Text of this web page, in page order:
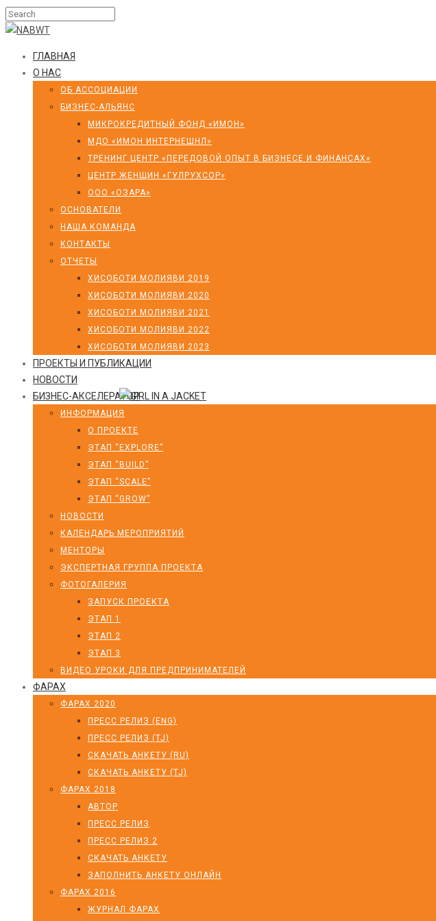
ГЛАВНАЯ
О НАС
ОБ АССОЦИАЦИИ
БИЗНЕС-АЛЬЯНС
МИКРОКРЕДИТНЫЙ ФОНД «ИМОН»
МДО «ИМОН ИНТЕРНЕШНЛ»
ТРЕНИНГ ЦЕНТР «ПЕРЕДОВОЙ ОПЫТ В БИЗНЕСЕ И ФИНАНСАХ»
ЦЕНТР ЖЕНЩИН «ГУЛРУХСОР»
ООО «ОЗАРА»
ОСНОВАТЕЛИ
НАША КОМАНДА
КОНТАКТЫ
ОТЧЕТЫ
ХИСОБОТИ МОЛИЯВИ 2019
ХИСОБОТИ МОЛИЯВИ 2020
ХИСОБОТИ МОЛИЯВИ 2021
ХИСОБОТИ МОЛИЯВИ 2022
ХИСОБОТИ МОЛИЯВИ 2023
ПРОЕКТЫ И ПУБЛИКАЦИИ
НОВОСТИ
БИЗНЕС-АКСЕЛЕРАТОР
ИНФОРМАЦИЯ
О ПРОЕКТЕ
ЭТАП “EXPLORE”
ЭТАП “BUILD”
ЭТАП “SCALE”
ЭТАП “GROW”
НОВОСТИ
КАЛЕНДАРЬ МЕРОПРИЯТИЙ
МЕНТОРЫ
ЭКСПЕРТНАЯ ГРУППА ПРОЕКТА
ФОТОГАЛЕРИЯ
ЗАПУСК ПРОЕКТА
ЭТАП 1
ЭТАП 2
ЭТАП 3
ВИДЕО УРОКИ ДЛЯ ПРЕДПРИНИМАТЕЛЕЙ
ФАРАХ
ФАРАХ 2020
ПРЕСС РЕЛИЗ (ENG)
ПРЕСС РЕЛИЗ (TJ)
СКАЧАТЬ АНКЕТУ (RU)
СКАЧАТЬ АНКЕТУ (TJ)
ФАРАХ 2018
АВТОР
ПРЕСС РЕЛИЗ
ПРЕСС РЕЛИЗ 2
СКАЧАТЬ АНКЕТУ
ЗАПОЛНИТЬ АНКЕТУ ОНЛАЙН
ФАРАХ 2016
ЖУРНАЛ ФАРАХ